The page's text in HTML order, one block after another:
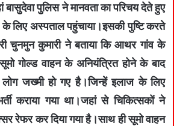
बासुदेवा पुलिस ने मानवता का परिचय देते हुए
लिए अस्पताल पहुंचाया।इसकी पुष्टि करते
चुनमुन कुमारी ने बताया कि आथर गांव के
गोल्ड वाहन के अनियंत्रित होने के बाद
जख्मी हो गए है।जिन्हें इलाज के लिए
कराया गया था।जहां से चिकित्सकों ने
रेफर कर दिया गया है।साथ ही सूमो वाहन